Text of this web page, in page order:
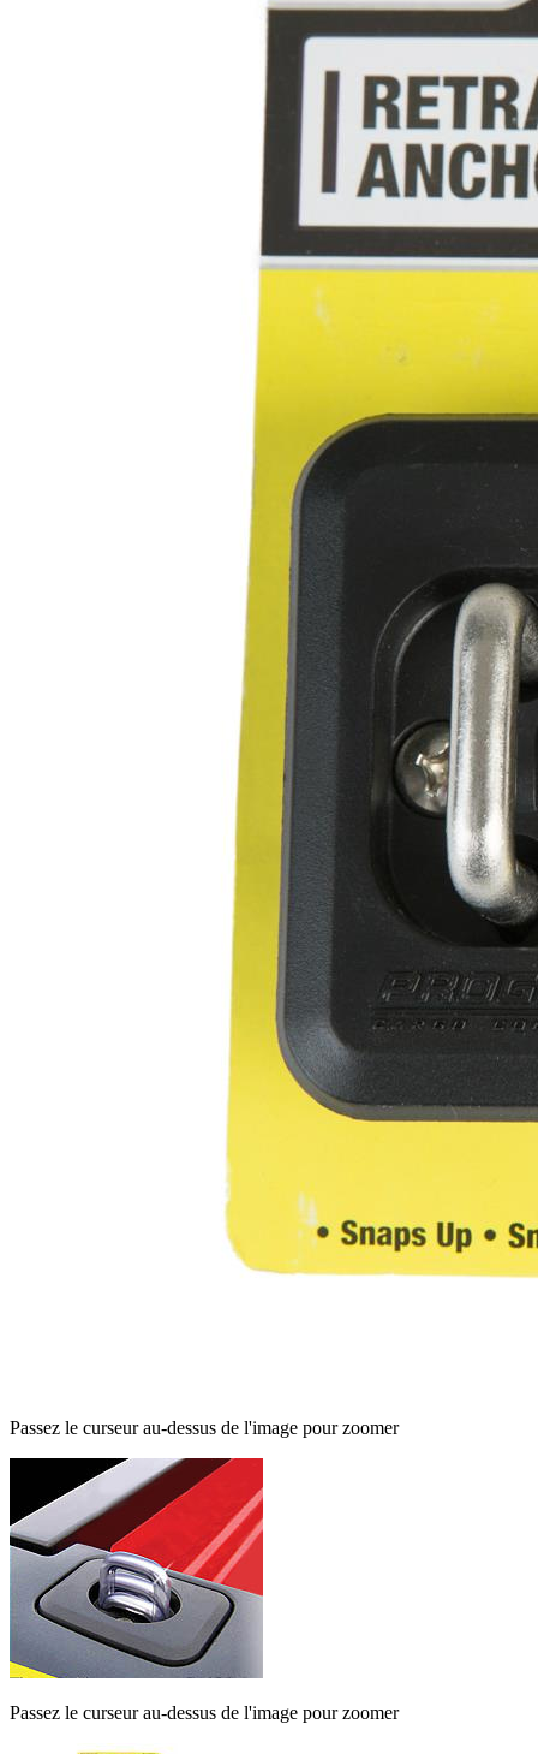
Passez le curseur au-dessus de l'image pour zoomer
Passez le curseur au-dessus de l'image pour zoomer